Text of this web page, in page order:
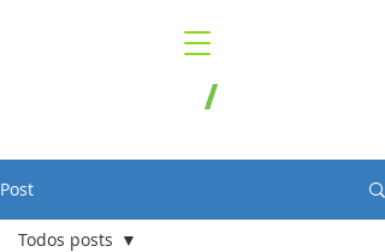
Post
Todos posts